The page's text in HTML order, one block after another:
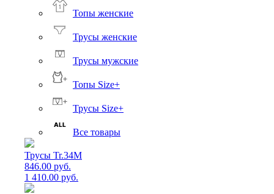
Топы женские
Трусы женские
Трусы мужские
Топы Size+
Трусы Size+
Все товары
Трусы Tr.34M
846.00 руб.
1 410.00 руб.